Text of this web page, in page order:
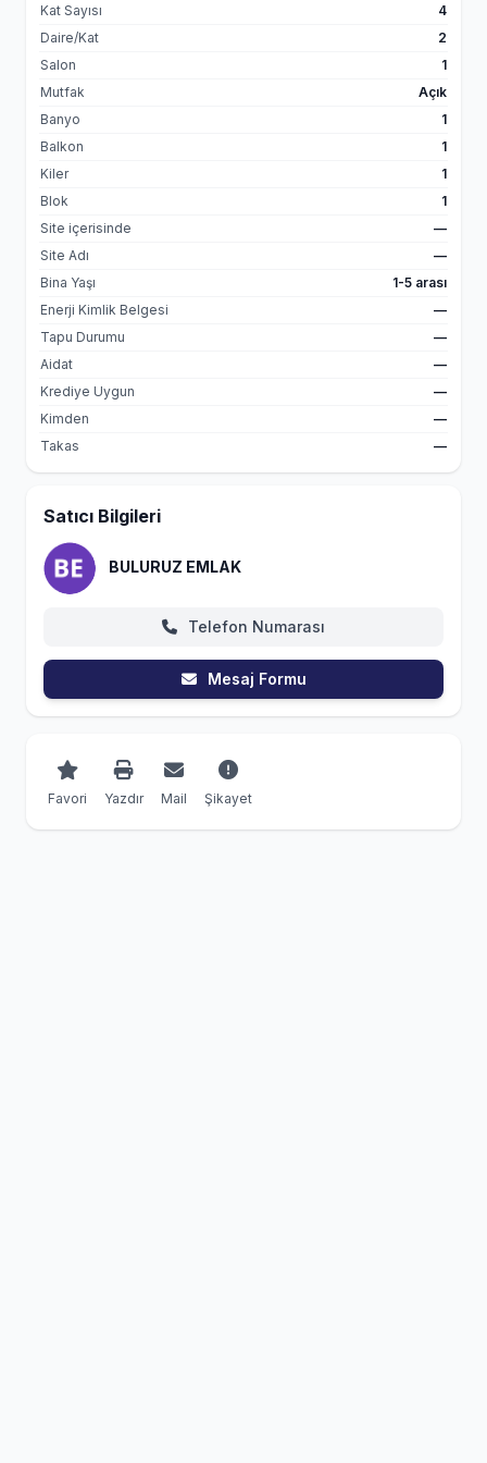
Kat Sayısı
4
Daire/Kat
2
Salon
1
Mutfak
Açık
Banyo
1
Balkon
1
Kiler
1
Blok
1
Site içerisinde
—
Site Adı
—
Bina Yaşı
1-5 arası
Enerji Kimlik Belgesi
—
Tapu Durumu
—
Aidat
—
Krediye Uygun
—
Kimden
—
Takas
—
Satıcı Bilgileri
BULURUZ EMLAK
Telefon Numarası
Mesaj Formu
Favori Yazdır Mail Şikayet